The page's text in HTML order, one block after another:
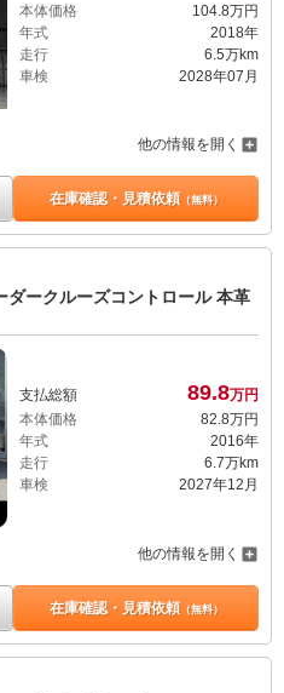
本体価格
104. 8万円
年式
2018年
走行
6.5万km
車検
2028年07月
他の情報を開く
在庫確認・見積依頼（無料）
ークルーズコントロール 本革
支払総額 89.8万円
本体価格
82.8万円
年式
2016年
走行
6.7万km
車検
2027年12月
他の情報を開く
在庫確認・見積依頼（無料）